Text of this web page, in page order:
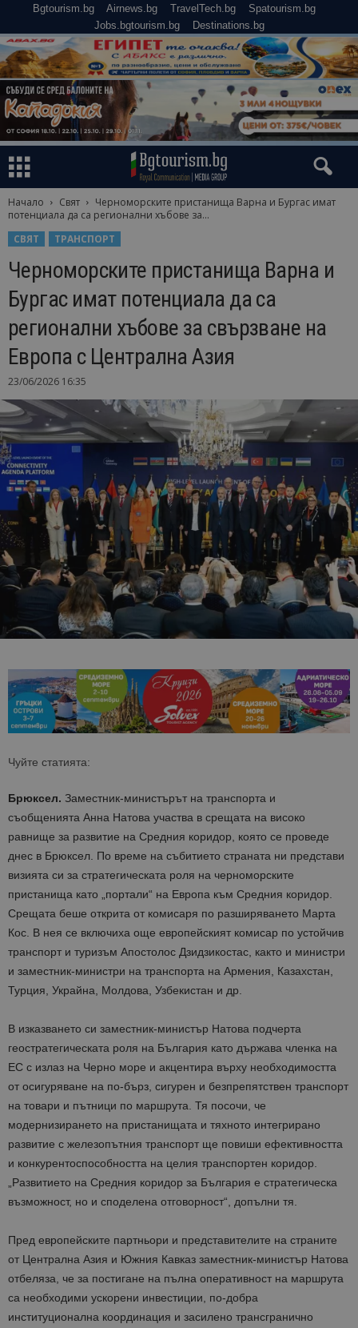
Bgtourism.bg Airnews.bg TravelTech.bg
Spatourism.bg
Jobs.bgtourism.bg
Destinations.bg
Начало Свят
Черноморските пристанища Варна и Бургас имат
потенциала да са регионални хъбове за...
СВЯТ
ТРАНСПОРТ
Черноморските пристанища Варна и
Бургас имат потенциала да са
регионални хъбове за свързване на
Европа с Централна Азия
23/06/2026 16:35
Чуйте статията:
Брюксел. Заместник-министърът на транспорта и
съобщенията Анна Натова участва в срещата на високо
равнище за развитие на Средния коридор, която се проведе
днес в Брюксел. По време на събитието страната ни представи
визията си за стратегическата роля на черноморските
пристанища като „портали“ на Европа към Средния коридор.
Срещата беше открита от комисаря по разширяването Марта
Кос. В нея се включиха още европейският комисар по устойчив
транспорт и туризъм Апостолос Дзидзикостас, както и министри
и заместник-министри на транспорта на Армения, Казахстан,
Турция, Украйна, Молдова, Узбекистан и др.
В изказването си заместник-министър Натова подчерта
геостратегическата роля на България като държава членка на
ЕС с излаз на Черно море и акцентира върху необходимостта
от осигуряване на по-бърз, сигурен и безпрепятствен транспорт
на товари и пътници по маршрута. Тя посочи, че
модернизирането на пристанищата и тяхното интегрирано
развитие с железопътния транспорт ще повиши ефективността
и конкурентоспособността на целия транспортен коридор.
„Развитието на Средния коридор за България е стратегическа
възможност, но и споделена отговорност“, допълни тя.
Пред европейските партньори и представителите на страните
от Централна Азия и Южния Кавказ заместник-министър Натова
отбеляза, че за постигане на пълна оперативност на маршрута
са необходими ускорени инвестиции, по-добра
институционална координация и засилено трансгранично